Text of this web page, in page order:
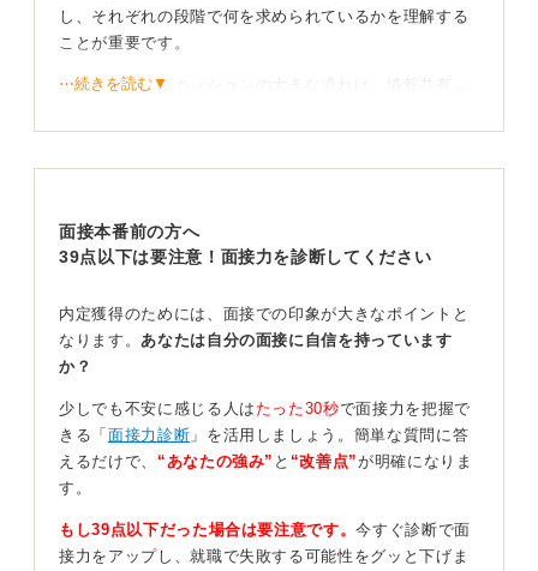
し、それぞれの段階で何を求められているかを理解する
ことが重要です。
グループディスカッションの大きな流れは、情報共有→
で、「今はアイデアを出す時間だな」「そろそろ意見を
次に、各フェーズで求められる役割を考えましょう。
あると議論が深まりません。「これはこういう理解で合
っていますか？」などと確認し、視座を合わせることが
大切です。
質より量！ ブレストでアイデア出しに慣れよう
次に発散のフェーズでは、どんどん意見やアイデアを出
していきます。意見が出しにくい人は、質より量を重視
するブレインストーミングの練習が有効です。
⋯続きを読む▼
面接本番前の方へ
39点以下は要注意！面接力を診断してください
内定獲得のためには、面接での印象が大きなポイントと
なります。 あなたは自分の面接に自信を持っています
か？
少しでも不安に感じる人は たった30秒で面接力を把握で
きる「 面接力診断 」を活用しましょう。簡単な質問に答
えるだけで、 “あなたの強み” と “改善点”が明確になりま
す。
もし39点以下だった場合は要注意です。今すぐ診断で面
接力をアップし、就職で失敗する可能性をグッと下げま